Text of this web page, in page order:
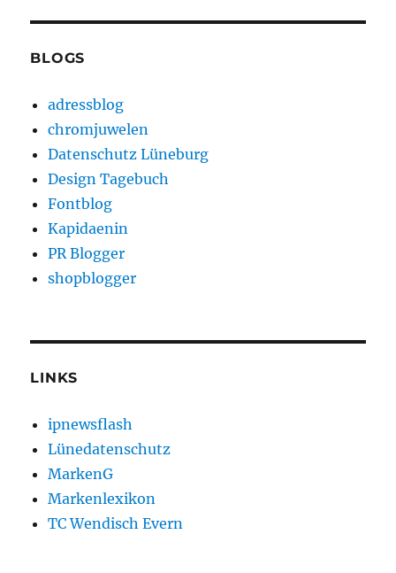
BLOGS
adressblog
chromjuwelen
Datenschutz Lüneburg
Design Tagebuch
Fontblog
Kapidaenin
PR Blogger
shopblogger
LINKS
ipnewsflash
Lünedatenschutz
MarkenG
Markenlexikon
TC Wendisch Evern